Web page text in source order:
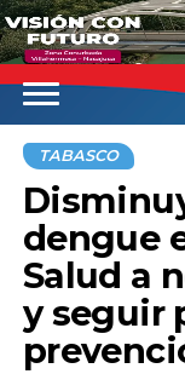
TABASCO
dengue
Salud a
y seguir